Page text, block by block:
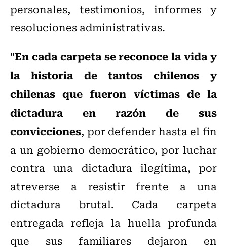
personales, testimonios, informes y
resoluciones administrativas.
"En cada carpeta se reconoce la vida y
la historia de tantos chilenos y
chilenas que fueron víctimas de la
dictadura en razón de sus
convicciones, por defender hasta el fin
a un gobierno democrático, por luchar
contra una dictadura ilegítima, por
atreverse a resistir frente a una
dictadura brutal. Cada carpeta
entregada refleja la huella profunda
que sus familiares dejaron en